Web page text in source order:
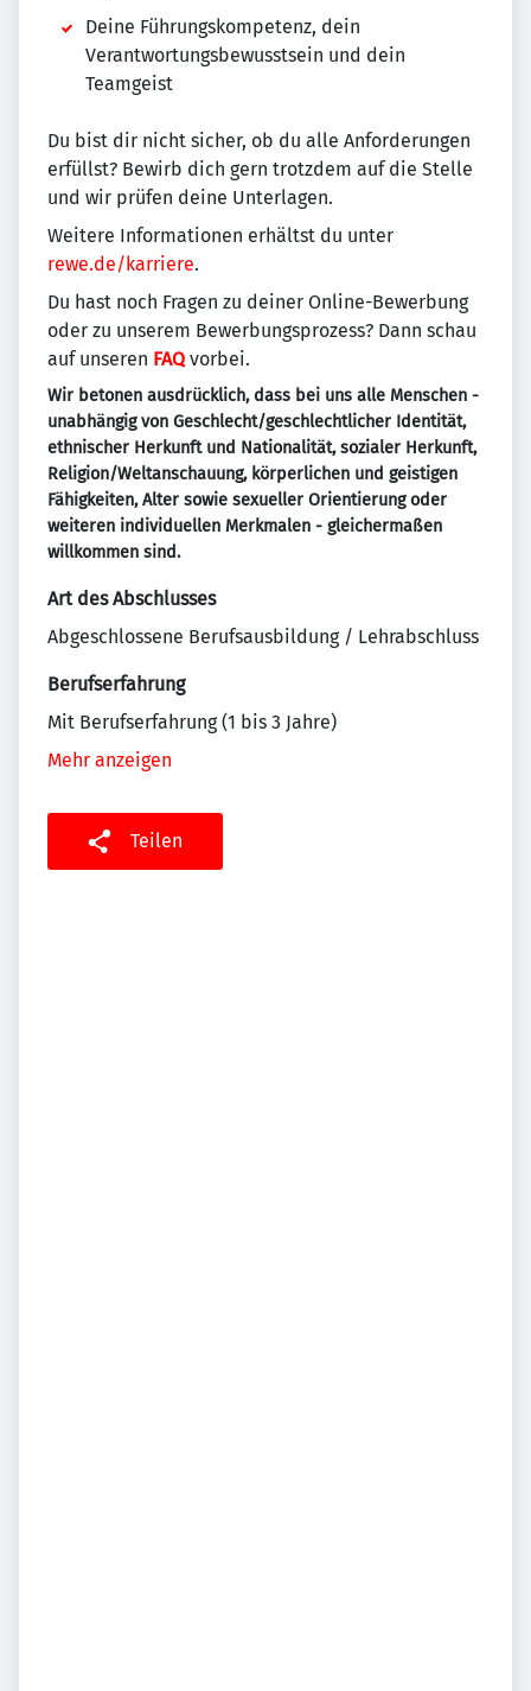
Deine Führungskompetenz, dein
Verantwortungsbewusstsein und dein
Teamgeist
Du bist dir nicht sicher, ob du alle Anforderungen
erfüllst? Bewirb dich gern trotzdem auf die Stelle
und wir prüfen deine Unterlagen.
Weitere Informationen erhältst du unter
rewe.de/karriere.
Du hast noch Fragen zu deiner Online-Bewerbung
oder zu unserem Bewerbungsprozess? Dann schau
auf unseren FAQvorbei.
Wir betonen ausdrücklich, dass bei uns alle Menschen -
unabhängig von Geschlecht/geschlechtlicher Identität,
ethnischer Herkunft und Nationalität, sozialer Herkunft,
Religion/Weltanschauung, körperlichen und geistigen
Fähigkeiten, Alter sowie sexueller Orientierung oder
weiteren individuellen Merkmalen - gleichermaßen
willkommen sind.
Art des Abschlusses
Abgeschlossene Berufsausbildung / Lehrabschluss
Berufserfahrung
Mit Berufserfahrung (1 bis 3 Jahre)
Mehr anzeigen
Teilen